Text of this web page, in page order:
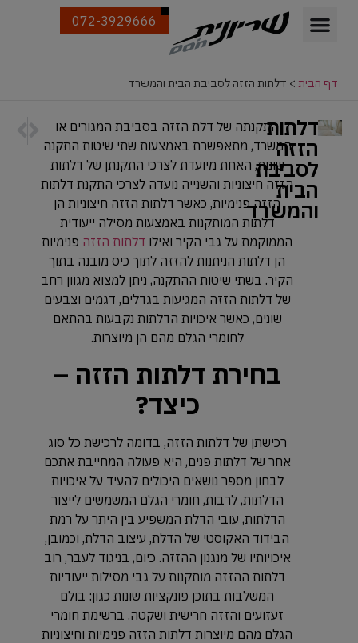
072-3929666
דף הבית > דלתות הזזה לסביבת הבית והמשרד
דלתות
הזזה
לסביבת
הבית
והמשרד
התקנתה של דלת הזזה בסביבת המגורים או
המשרד, מתאפשרת באמצעות שתי שיטות התקנה
שונות, האחת מיועדת לצרכי התקנתן של דלתות
הזזה חיצוניות והשנייה נועדה לצרכי התקנת דלתות
הזזה פנימיות, כאשר דלתות הזזה חיצוניות הן
דלתות המותקנות באמצעות מסילה ייעודית
הממוקמת על גבי הקיר ואילו דלתות הזזה פנימיות
הן דלתות הניתנות להזזה לתוך כיס מובנה בתוך
הקיר. בשתי שיטות ההתקנה, ניתן למצוא מגוון רחב
של דלתות הזזה המגיעות בגדלים, דגמים וצבעים
שונים, כאשר איכויות הדלתות נקבעות בהתאם
לחומרי הגלם מהם הן מיוצרות.
בחירת דלתות הזזה –
כיצד?
רכישתן של דלתות הזזה, בדומה לרכישת כל סוג
אחר של דלתות פנים, היא פעולה המחייבת אתכם
לבחון מספר נושאים היכולים להעיד על איכויות
הדלתות, לרבות, חומרי הגלם המשמשים לייצור
הדלתות, עובי הדלת המשפיע בין היתר על רמת
הבידוד האקוסטי של הדלת, עיצוב הדלת, וכמובן,
איכויותיו של מנגנון ההזזה. כיום, בניגוד לעבר, רוב
דלתות ההזזה מותקנות על גבי מסילות ייעודיות
המשלבות בתוכן פונקציות שונות כגון: בולם
זעזועים והזזה חרישית ושקטה. ברשימת חומרי
הגלם מהם מיוצרות דלתות הזזה פנימיות וחיצוניות